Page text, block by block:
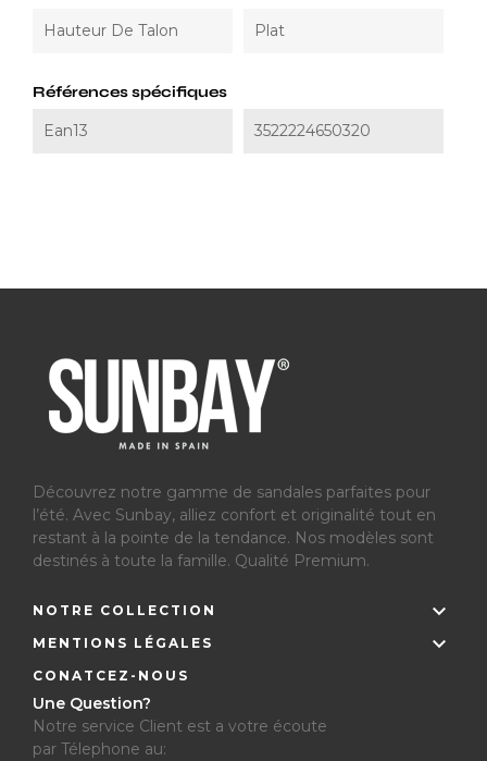
Hauteur De Talon Plat
Références spécifiques
Ean13 3522224650320
Découvrez notre gamme de sandales parfaites pour
l’été. Avec Sunbay, alliez confort et originalité tout en
restant à la pointe de la tendance. Nos modèles sont
destinés à toute la famille. Qualité Premium.
NOTRE COLLECTION 
MENTIONS LÉGALES 
CONATCEZ-NOUS
Une Question?
Notre service Client est a votre écoute
par Télephone au: